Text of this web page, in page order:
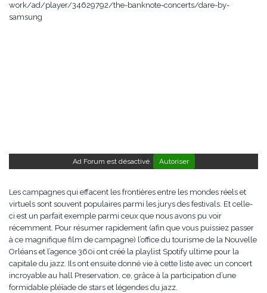
work/ad/player/34629792/the-banknote-concerts/dare-by-
samsung
Ad Forum est désactivé. Autoriser
Les campagnes qui effacent les frontières entre les mondes réels et
virtuels sont souvent populaires parmi les jurys des festivals. Et celle-
ci est un parfait exemple parmi ceux que nous avons pu voir
récemment. Pour résumer rapidement (afin que vous puissiez passer
à ce magnifique film de campagne) l’office du tourisme de la Nouvelle
Orléans et l’agence 360i ont créé la playlist Spotify ultime pour la
capitale du jazz. Ils ont ensuite donné vie à cette liste avec un concert
incroyable au hall Preservation, ce, grâce à la participation d’une
formidable pléïade de stars et légendes du jazz.